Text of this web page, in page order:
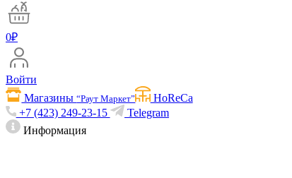
0₽
Войти
Магазины“Раут Маркет”
HoReCa
+7 (423) 249-23-15
Telegram
Информация